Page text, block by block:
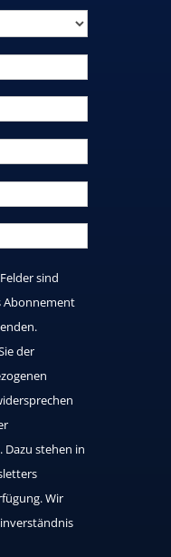
sind
Abonnement
der
Dazu stehen in
Wir